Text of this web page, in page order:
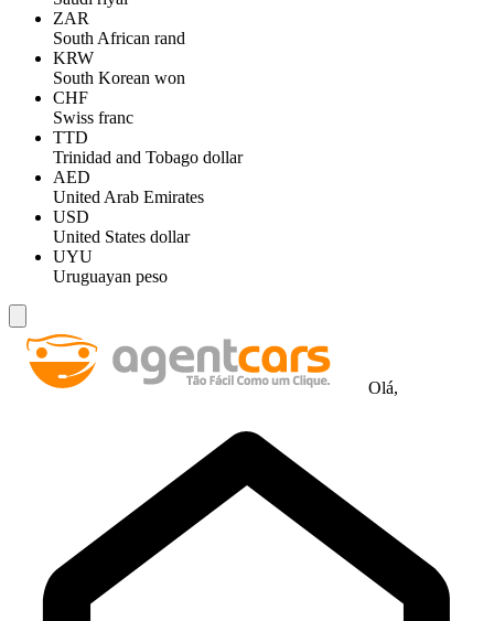
ZAR
South African rand
KRW
South Korean won
CHF
Swiss franc
TTD
Trinidad and Tobago dollar
AED
United Arab Emirates
USD
United States dollar
UYU
Uruguayan peso
Olá,